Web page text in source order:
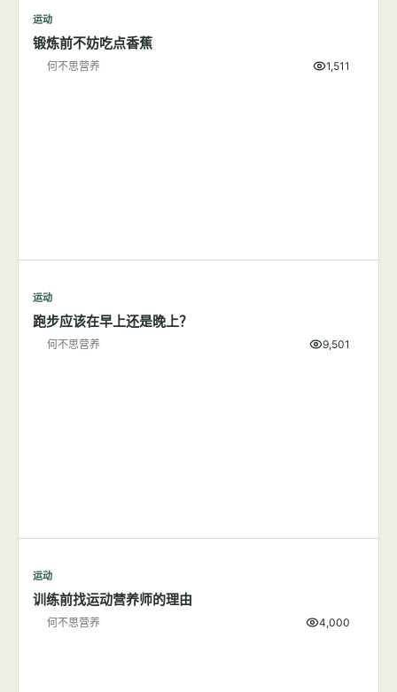
运动
锻炼前不妨吃点香蕉
何不思营养 1,511
运动
跑步应该在早上还是晚上？
何不思营养 9,501
运动
训练前找运动营养师的理由
何不思营养 4,000